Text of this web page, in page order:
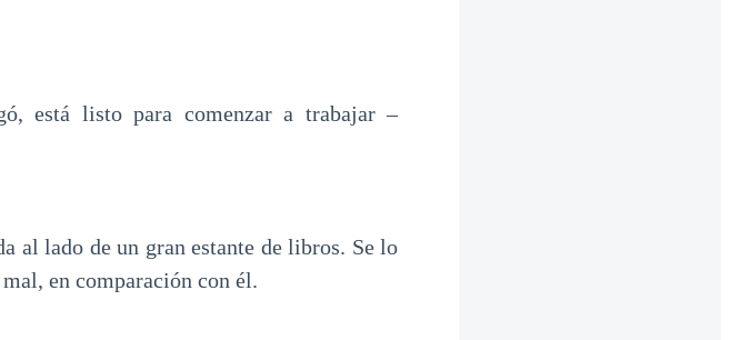
está listo para comenzar a trabajar –
al lado de un gran estante de libros. Se lo
en comparación con él.